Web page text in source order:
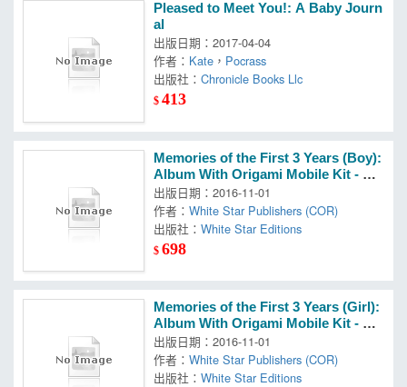
Pleased to Meet You!: A Baby Journ
al
出版日期：2017-04-04
作者： Kate ， Pocrass
出版社：Chronicle Books Llc
$413
Memories of the First 3 Years (Boy):
Album With Origami Mobile Kit - Bo
y
出版日期：2016-11-01
作者：White Star Publishers (COR)
出版社：White Star Editions
$698
Memories of the First 3 Years (Girl):
Album With Origami Mobile Kit - Gir
l出版日期：2016-11-01
作者：White Star Publishers (COR)
出版社：White Star Editions